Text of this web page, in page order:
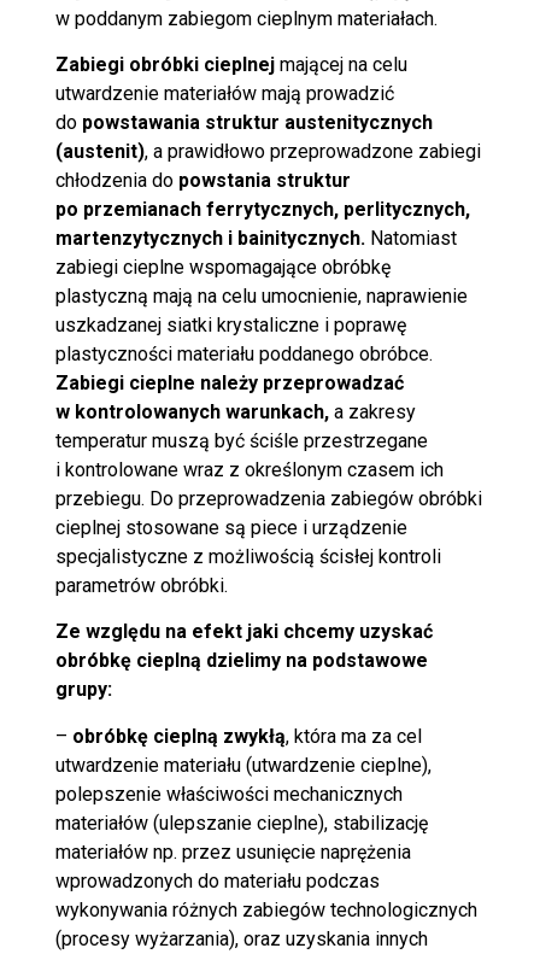
w poddanym zabiegom cieplnym materiałach.
Zabiegi obróbki cieplnejmającej na celu
utwardzenie materiałów mają prowadzić
do powstawania struktur austenitycznych
(austenit), a prawidłowo przeprowadzone zabiegi
chłodzenia do powstania struktur
po przemianach ferrytycznych, perlitycznych,
martenzytycznych i bainitycznych.Natomiast
zabiegi cieplne wspomagające obróbkę
plastyczną mają na celu umocnienie, naprawienie
uszkadzanej siatki krystaliczne i poprawę
plastyczności materiału poddanego obróbce.
Zabiegi cieplne należy przeprowadzać
w kontrolowanych warunkach,a zakresy
temperatur muszą być ściśle przestrzegane
i kontrolowane wraz z określonym czasem ich
przebiegu. Do przeprowadzenia zabiegów obróbki
cieplnej stosowane są piece i urządzenie
specjalistyczne z możliwością ścisłej kontroli
parametrów obróbki.
Ze względu na efekt jaki chcemy uzyskać
obróbkę cieplną dzielimy na podstawowe
grupy:
– obróbkę cieplną zwykłą, która ma za cel
utwardzenie materiału (utwardzenie cieplne),
polepszenie właściwości mechanicznych
materiałów (ulepszanie cieplne), stabilizację
materiałów np. przez usunięcie naprężenia
wprowadzonych do materiału podczas
wykonywania różnych zabiegów technologicznych
(procesy wyżarzania), oraz uzyskania innych